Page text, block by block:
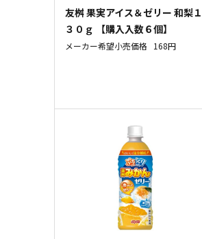
友桝 果実アイス＆ゼリー 和梨１
３０ｇ 【購入入数６個】
メーカー希望小売価格 168円